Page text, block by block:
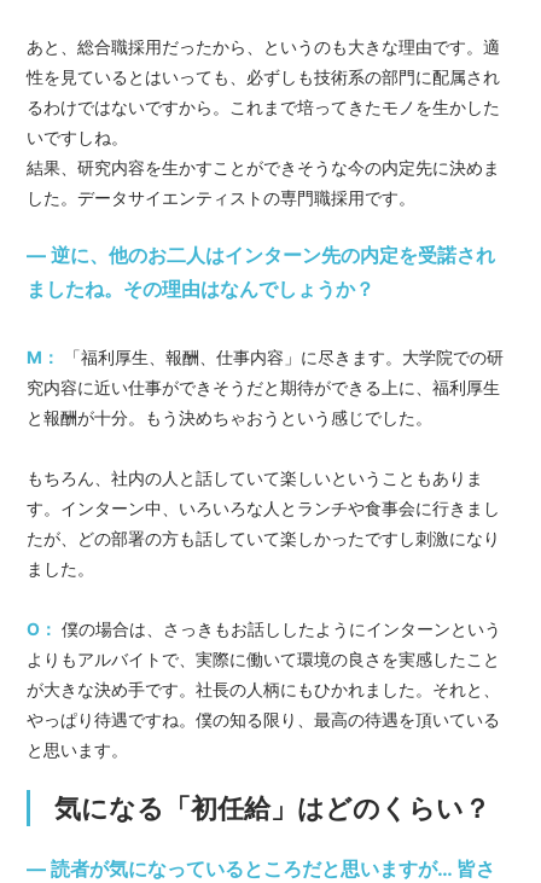
あと、総合職採用だったから、というのも大きな理由です。適
性を見ているとはいっても、必ずしも技術系の部門に配属され
るわけではないですから。これまで培ってきたモノを生かした
いですしね。
結果、研究内容を生かすことができそうな今の内定先に決めま
した。データサイエンティストの専門職採用です。
― 逆に、他のお二人はインターン先の内定を受諾され
ましたね。その理由はなんでしょうか？
M：
「福利厚生、報酬、仕事内容」に尽きます。大学院での研
究内容に近い仕事ができそうだと期待ができる上に、福利厚生
と報酬が十分。もう決めちゃおうという感じでした。
もちろん、社内の人と話していて楽しいということもありま
す。インターン中、いろいろな人とランチや食事会に行きまし
たが、どの部署の方も話していて楽しかったですし刺激になり
ました。
O： 僕の場合は、さっきもお話ししたようにインターンという
よりもアルバイトで、実際に働いて環境の良さを実感したこと
が大きな決め手です。社長の人柄にもひかれました。それと、
やっぱり待遇ですね。僕の知る限り、最高の待遇を頂いている
と思います。
気になる「初任給」はどのくらい？
― 読者が気になっているところだと思いますが… 皆さ